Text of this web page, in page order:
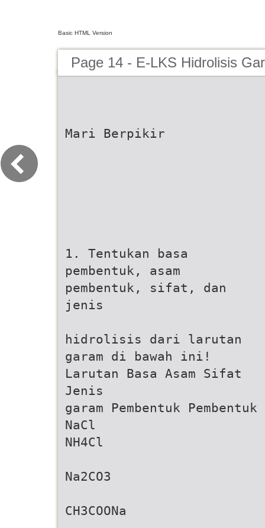
Basic HTML Version
Page 14 - E-LKS Hidrolisis
Mari Berpikir
1. Tentukan basa
pembentuk, asam
pembentuk, sifat, dan
jenis
hidrolisis dari larutan
garam di bawah ini!
Larutan Basa Asam Sifat
Jenis
garam Pembentuk
NaCl
NH4Cl
Na2CO3
CH3COONa